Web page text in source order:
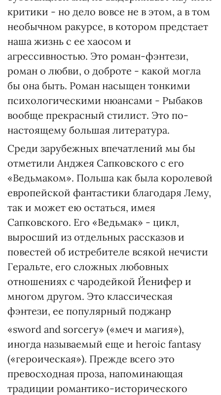
критики - но дело вовсе не в этом, а в том
необычном ракурсе, в котором предстает
наша жизнь с ее хаосом и
агрессивностью. Это роман-фэнтези,
роман о любви, о доброте - какой могла
бы она быть. Роман насыщен тонкими
психологическими нюансами - Рыбаков
вообще прекрасный стилист. Это по-
настоящему большая литература.
Среди зарубежных впечатлений мы бы
отметили Анджея Сапковского с его
«Ведьмаком». Польша как была королевой
европейской фантастики благодаря Лему,
так и может ею остаться, имея
Сапковского. Его «Ведьмак» - цикл,
выросший из отдельных рассказов и
повестей об истребителе всякой нечисти
Геральте, его сложных любовных
отношениях с чародейкой Йенифер и
многом другом. Это классическая
фэнтези, ее популярный поджанр
«sword and sorcery» («меч и магия»),
иногда называемый еще и heroic fantasy
(«героическая»). Прежде всего это
превосходная проза, напоминающая
традиции романтико-исторического